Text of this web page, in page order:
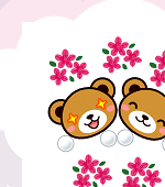
コ